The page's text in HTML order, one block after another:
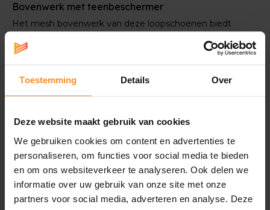
Toestemming Details Over
Deze website maakt gebruik van cookies
We gebruiken cookies om content en advertenties te
personaliseren, om functies voor social media te bieden
en om ons websiteverkeer te analyseren. Ook delen we
informatie over uw gebruik van onze site met onze
partners voor social media, adverteren en analyse. Deze
Bovenwerk met teenbeschermer
Het mesh bovenwerk van deze loopschoenen biedt
een ademend vermogen, zodat je voeten fris blijven
aanvoelen. De teenbescherming vooraan is voorzien
Specificaties
Geen extra ondersteuningselementen.